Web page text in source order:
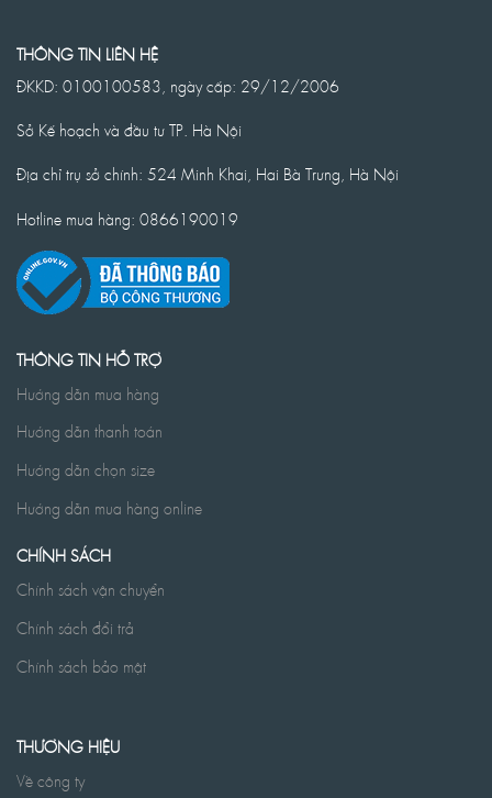
THÔNG TIN LIÊN HỆ
ĐKKD: 0100100583, ngày cấp: 29/12/2006
Sở Kế hoạch và đầu tư TP. Hà Nội
Địa chỉ trụ sở chính: 524 Minh Khai, Hai Bà Trưng, Hà Nội
Hotline mua hàng: 0866190019
THÔNG TIN HỖ TRỢ
Hướng dẫn mua hàng
Hướng dẫn thanh toán
Hướng dẫn chọn size
Hướng dẫn mua hàng online
CHÍNH SÁCH
Chính sách vận chuyển
Chính sách đổi trả
Chính sách bảo mật
THƯƠNG HIỆU
Về công ty